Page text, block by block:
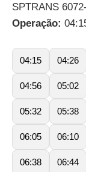
SPTRANS
Operação:
04:15 04:26
04:56 05:02
05:32 05:38
06:05 06:10
06:38 06:44